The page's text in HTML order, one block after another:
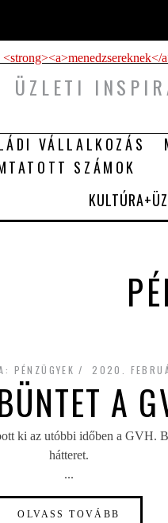
ÜZLETI
VÁLLALKOZÁS
SZÁMOK
PÉNZÜGYEK 2020.
A
ki az utóbbi időben a GVH.
hátteret.
...
OLVASS TOVÁBB